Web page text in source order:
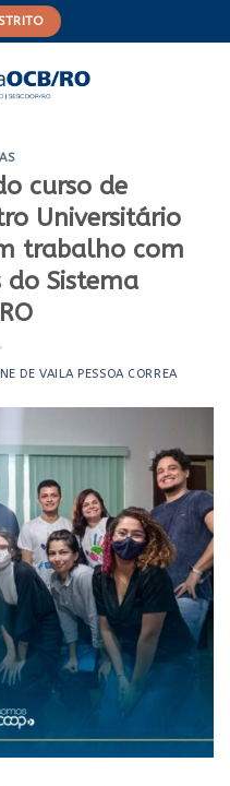
curso de
Universitário
trabalho com
Sistema
DE VAILA PESSOA CORREA